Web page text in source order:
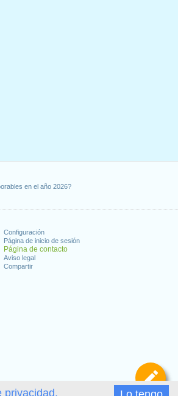
privacidad.
en el año 2026?
Configuración
Página de inicio de sesión
Página de contacto
Aviso legal
Compartir